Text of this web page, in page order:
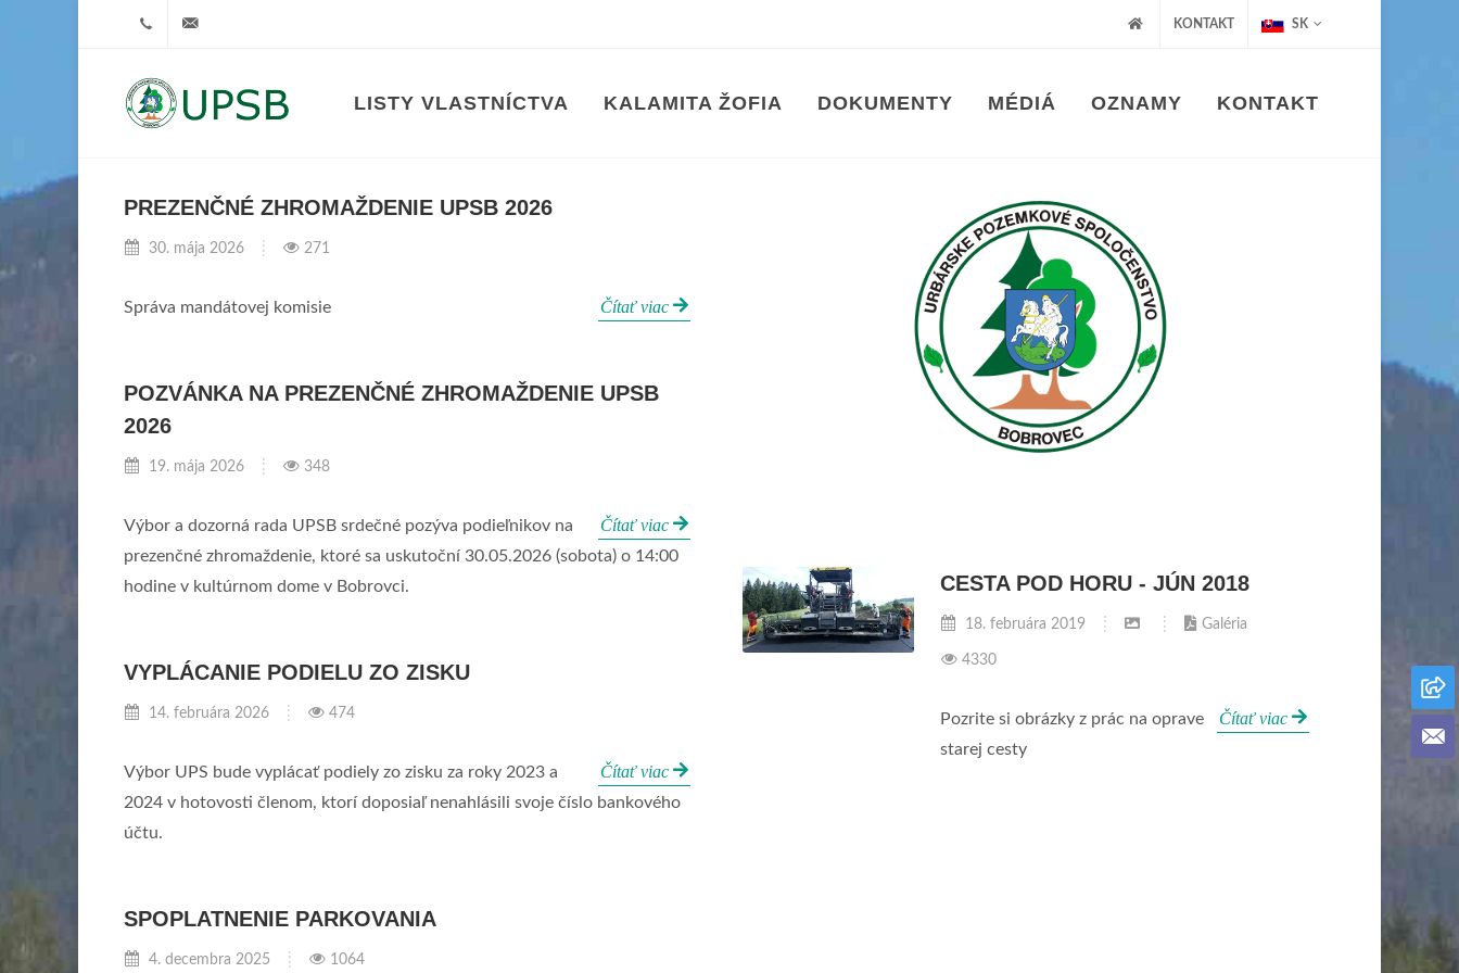
+421908022775 KONTAKT SK
LISTY VLASTNÍCTVA KALAMITA ŽOFIA DOKUMENTY MÉDIÁ OZNAMY KONTAKT
Urbárske pozemkové spoločenstvo Bobrovec
PREZENČNÉ ZHROMAŽDENIE UPSB 2026
30. mája 2026 271
Čítať viac
Správa mandátovej komisie
POZVÁNKA NA PREZENČNÉ ZHROMAŽDENIE UPSB
2026
19. mája 2026 348
Čítať viac
Výbor a dozorná rada UPSB srdečné pozýva podieľnikov na
prezenčné zhromaždenie, ktoré sa uskutoční 30.05.2026 (sobota) o 14:00
hodine v kultúrnom dome v Bobrovci.
VYPLÁCANIE PODIELU ZO ZISKU
14. februára 2026 474
Čítať viac
Výbor UPS bude vyplácať podiely zo zisku za roky 2023 a
2024 v hotovosti členom, ktorí doposiaľ nenahlásili svoje číslo bankového
účtu.
SPOPLATNENIE PARKOVANIA
4. decembra 2025 1064
ŠÍRENÉ POLOPRAVDY A KRIVDY
10 poloprávd a neprávd hlásaných
"ochranármi"
spôsobených štátom
CESTA POD HORU - JÚN 2018
18. februára 2019 Galéria
4330
Čítať viac
Pozrite si obrázky z prác na oprave
starej cesty